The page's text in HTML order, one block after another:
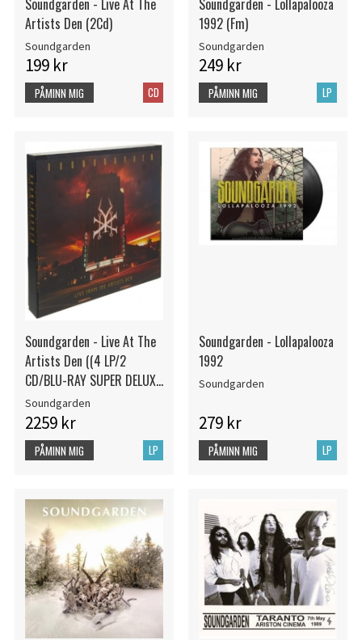
Soundgarden - Live At The
Artists Den (2Cd)
Soundgarden
199 kr
CD
PÅMINN MIG
Soundgarden - Lollapalooza
1992 (Fm)
Soundgarden
249 kr
LP
PÅMINN MIG
Soundgarden - Live At The
Artists Den ((4 LP/2
CD/BLU-RAY SUPER DELUXE
EDITION)
Soundgarden
2259 kr
LP
PÅMINN MIG
Soundgarden - Lollapalooza
1992
Soundgarden
279 kr
LP
PÅMINN MIG